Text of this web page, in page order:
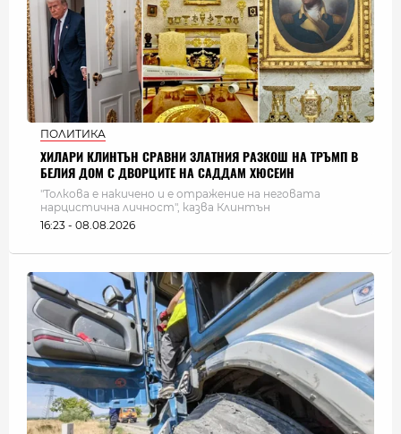
ПОЛИТИКА
ХИЛАРИ КЛИНТЪН СРАВНИ ЗЛАТНИЯ РАЗКОШ НА ТРЪМП В
БЕЛИЯ ДОМ С ДВОРЦИТЕ НА САДДАМ ХЮСЕИН
"Толкова е накичено и е отражение на неговата
нарцистична личност", казва Клинтън
16:23 - 08.08.2026